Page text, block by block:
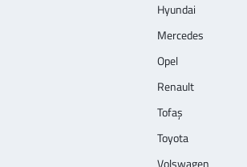
Hyundai
Mercedes
Opel
Renault
Tofaş
Toyota
Volswagen